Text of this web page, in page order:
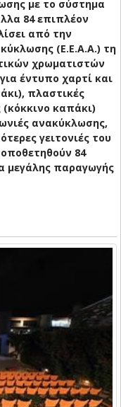
με το σύστημα
84 επιπλέον
από την
(Ε.Ε.Α.Α.) τη
χρωματιστών
έντυπο χαρτί και
πλαστικές
καπάκι)
ανακύκλωσης,
γειτονιές του
84
μεγάλης παραγωγής